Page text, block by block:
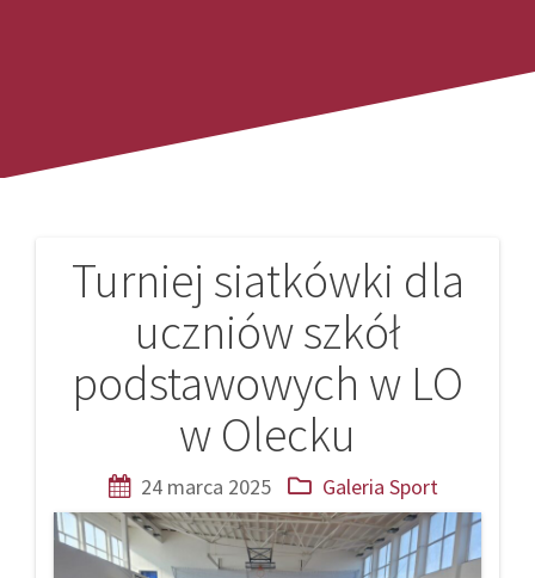
Turniej siatkówki dla
uczniów szkół
podstawowych w LO
w Olecku
24 marca 2025 Galeria Sport
Nawigacja
wpisu